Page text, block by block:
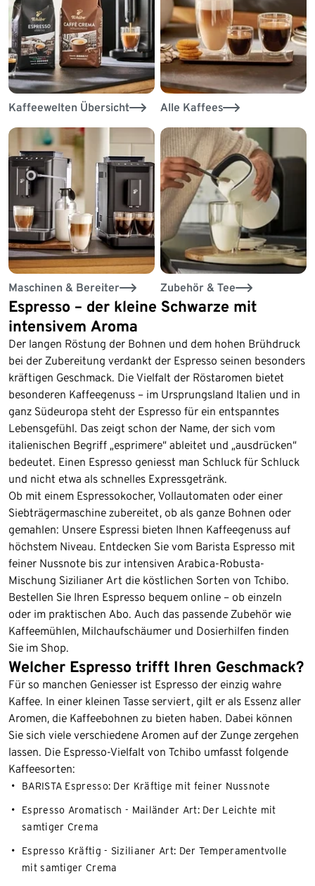
Kaffeewelten Übersicht Alle Kaffees
Maschinen & Bereiter Zubehör & Tee
Espresso – der kleine Schwarze mit
intensivem Aroma
Der langen Röstung der Bohnen und dem hohen Brühdruck
bei der Zubereitung verdankt der Espresso seinen besonders
kräftigen Geschmack. Die Vielfalt der Röstaromen bietet
besonderen Kaffeegenuss – im Ursprungsland Italien und in
ganz Südeuropa steht der Espresso für ein entspanntes
Lebensgefühl. Das zeigt schon der Name, der sich vom
italienischen Begriff „esprimere“ ableitet und „ausdrücken“
bedeutet. Einen Espresso geniesst man Schluck für Schluck
und nicht etwa als schnelles Expressgetränk.
Ob mit einem Espressokocher, Vollautomaten oder einer
Siebträgermaschine zubereitet, ob als ganze Bohnen oder
gemahlen: Unsere Espressi bieten Ihnen Kaffeegenuss auf
höchstem Niveau. Entdecken Sie vom Barista Espresso mit
feiner Nussnote bis zur intensiven Arabica-Robusta-
Mischung Sizilianer Art die köstlichen Sorten von Tchibo.
Bestellen Sie Ihren Espresso bequem online – ob einzeln
oder im praktischen Abo. Auch das passende Zubehör wie
Kaffeemühlen, Milchaufschäumer und Dosierhilfen finden
Sie im Shop.
Welcher Espresso trifft Ihren Geschmack?
Für so manchen Geniesser ist Espresso der einzig wahre
Kaffee. In einer kleinen Tasse serviert, gilt er als Essenz aller
Aromen, die Kaffeebohnen zu bieten haben. Dabei können
Sie sich viele verschiedene Aromen auf der Zunge zergehen
lassen. Die Espresso-Vielfalt von Tchibo umfasst folgende
Kaffeesorten:
BARISTA Espresso: Der Kräftige mit feiner Nussnote
Espresso Aromatisch - Mailänder Art: Der Leichte mit
samtiger Crema
Espresso Kräftig - Sizilianer Art: Der Temperamentvolle
mit samtiger Crema